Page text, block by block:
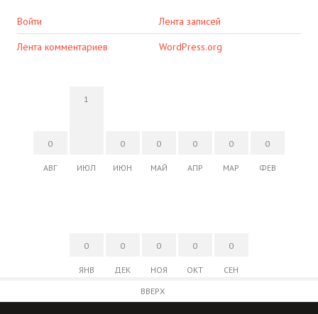
Войти
Лента записей
Лента комментариев
WordPress.org
0
АВГ
1
ИЮЛ
0
ИЮН
0
МАЙ
0
АПР
0
МАР
0
ФЕВ
0
ЯНВ
0
ДЕК
0
НОЯ
0
ОКТ
0
СЕН
ВВЕРХ